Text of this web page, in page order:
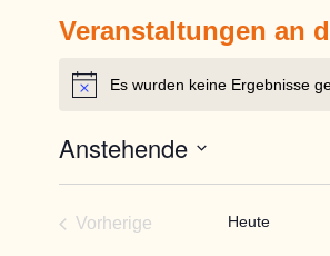
Veranstaltungen an
HinweisEs wurden keine Ergebnisse
Anstehende
Vorherige
Heute